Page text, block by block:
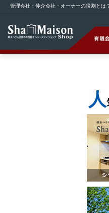
管理会社・仲介会社・オーナーの役割と
人